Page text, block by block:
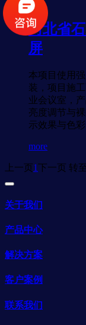
河北省
屏
本项目使用
装，项目施
业会议室，
亮度调节与
示效果与色彩
more
上一页1下一页 转
关于我们
产品中心
解决方案
客户案例
联系我们